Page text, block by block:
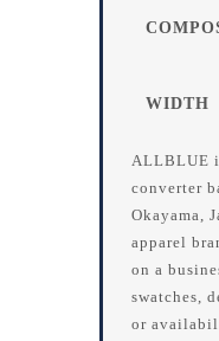
WIDTH
ALLBLUE
converter
Okayama,
apparel
on a
swatches,
or